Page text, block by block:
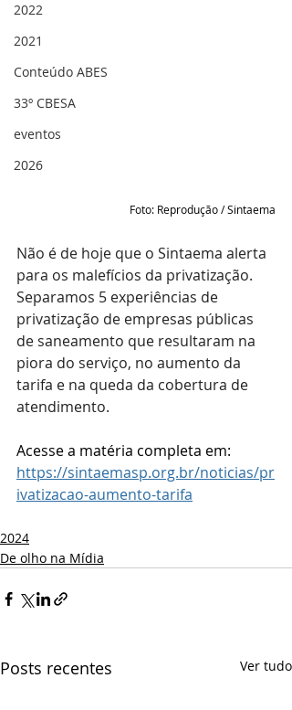
2022
2021
Conteúdo ABES
33º CBESA
eventos
2026
Foto: Reprodução / Sintaema
Não é de hoje que o Sintaema alerta
para os malefícios da privatização.
Separamos 5 experiências de
privatização de empresas públicas
de saneamento que resultaram na
piora do serviço, no aumento da
tarifa e na queda da cobertura de
atendimento.
Acesse a matéria completa em:
https://sintaemasp.org.br/noticias/pr
ivatizacao-aumento-tarifa
2024
De olho na Mídia
Posts recentes Ver tudo